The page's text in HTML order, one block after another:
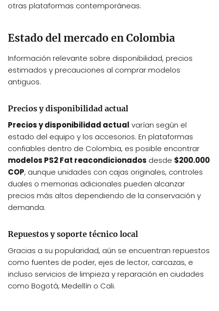
otras plataformas contemporáneas.
Estado del mercado en Colombia
Información relevante sobre disponibilidad, precios
estimados y precauciones al comprar modelos
antiguos.
Precios y disponibilidad actual
Precios y disponibilidad actual varían según el
estado del equipo y los accesorios. En plataformas
confiables dentro de Colombia, es posible encontrar
modelos PS2 Fat reacondicionados desde $200.000
COP, aunque unidades con cajas originales, controles
duales o memorias adicionales pueden alcanzar
precios más altos dependiendo de la conservación y
demanda.
Repuestos y soporte técnico local
Gracias a su popularidad, aún se encuentran repuestos
como fuentes de poder, ejes de lector, carcazas, e
incluso servicios de limpieza y reparación en ciudades
como Bogotá, Medellín o Cali.